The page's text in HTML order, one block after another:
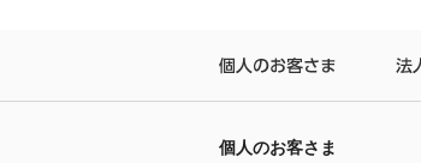
個人のお
個人のお客さま